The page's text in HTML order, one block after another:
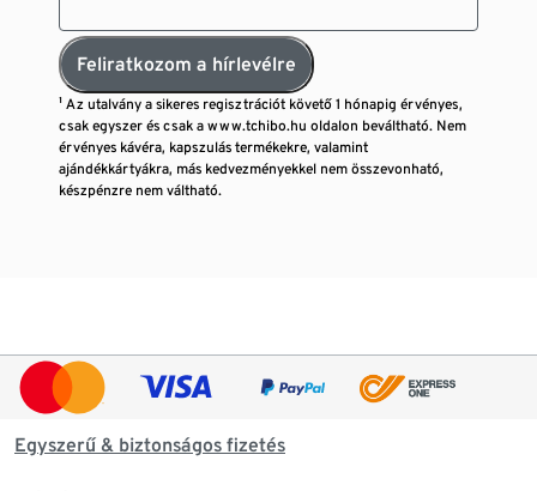
Feliratkozom a hírlevélre
¹ Az utalvány a sikeres regisztrációt követő 1 hónapig érvényes,
csak egyszer és csak a www.tchibo.hu oldalon beváltható. Nem
érvényes kávéra, kapszulás termékekre, valamint
ajándékkártyákra, más kedvezményekkel nem összevonható,
készpénzre nem váltható.
Egyszerű & biztonságos fizetés